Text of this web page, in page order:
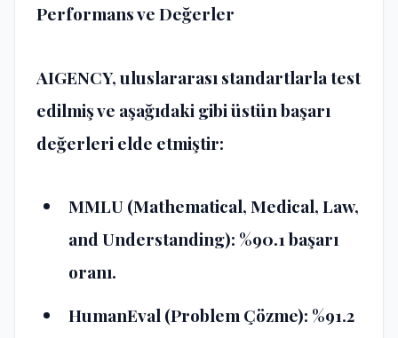
Performans ve Değerler
AIGENCY, uluslararası standartlarla test
edilmiş ve aşağıdaki gibi üstün başarı
değerleri elde etmiştir:
MMLU (Mathematical, Medical, Law,
and Understanding): %90.1 başarı
oranı.
HumanEval (Problem Çözme): %91.2